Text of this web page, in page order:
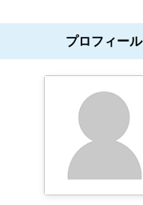
プロフィール